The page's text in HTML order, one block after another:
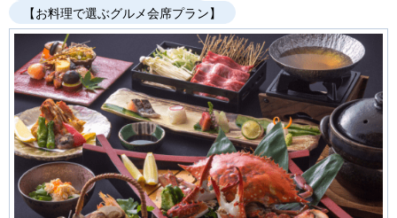
【お料理で選ぶグルメ会席プラン】